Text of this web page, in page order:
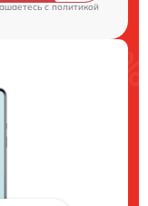
c политикой